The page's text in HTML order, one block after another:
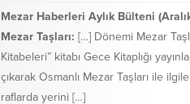
Mezar Haberleri Aylık Bülteni
Mezar Taşları: […] Dönemi Mezar
Kitabeleri” kitabı Gece Kitaplığı
çıkarak Osmanlı Mezar Taşları ile
raflarda yerini […]